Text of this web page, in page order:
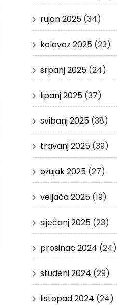
rujan 2025(34)
kolovoz 2025(23)
srpanj 2025(24)
lipanj 2025(37)
svibanj 2025(38)
travanj 2025(39)
ožujak 2025(27)
veljača 2025(19)
siječanj 2025(23)
prosinac 2024 (24)
studeni 2024 (29)
listopad 2024 (24)